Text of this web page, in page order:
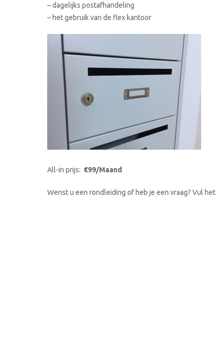
– dagelijks postafhandeling
– het gebruik van de flex kantoor
All-in prijs: €99/Maand
Wenst u een rondleiding of heb je een vraag? Vul het